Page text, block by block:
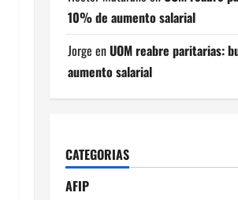
10% de aumento salarial
Jorge enUOM reabre paritarias:
aumento salarial
CATEGORIAS
AFIP